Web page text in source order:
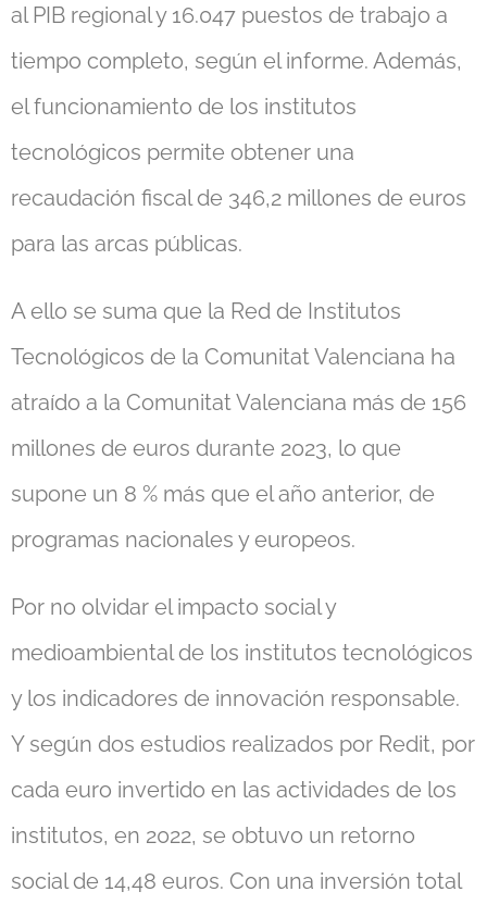
al PIB regional y 16.047 puestos de trabajo a
tiempo completo, según el informe. Además,
el funcionamiento de los institutos
tecnológicos permite obtener una
recaudación fiscal de 346,2 millones de euros
para las arcas públicas.
A ello se suma que la Red de Institutos
Tecnológicos de la Comunitat Valenciana ha
atraído a la Comunitat Valenciana más de 156
millones de euros durante 2023, lo que
supone un 8 % más que el año anterior, de
programas nacionales y europeos.
Por no olvidar el impacto social y
medioambiental de los institutos tecnológicos
y los indicadores de innovación responsable.
Y según dos estudios realizados por Redit, por
cada euro invertido en las actividades de los
institutos, en 2022, se obtuvo un retorno
social de 14,48 euros. Con una inversión total